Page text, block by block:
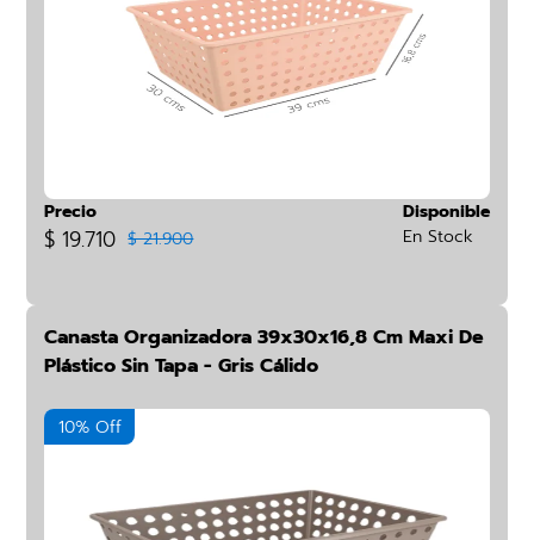
Precio
$ 19.710 $ 21.900
Disponible
En Stock
Canasta Organizadora 39x30x16,8 Cm Maxi De
Plástico Sin Tapa - Gris Cálido
10% Off